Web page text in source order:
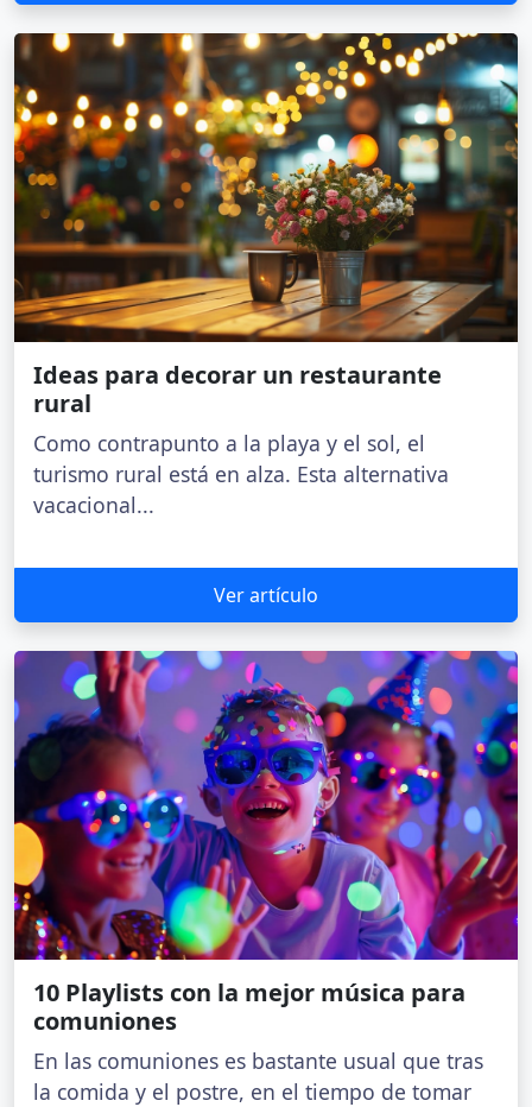
Ideas para decorar un restaurante
rural
Como contrapunto a la playa y el sol, el
turismo rural está en alza. Esta alternativa
vacacional...
Ver artículo
10 Playlists con la mejor música para
comuniones
En las comuniones es bastante usual que tras
la comida y el postre, en el tiempo de tomar